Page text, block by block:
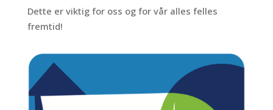
Dette er viktig for oss og for vår alles felles
fremtid!